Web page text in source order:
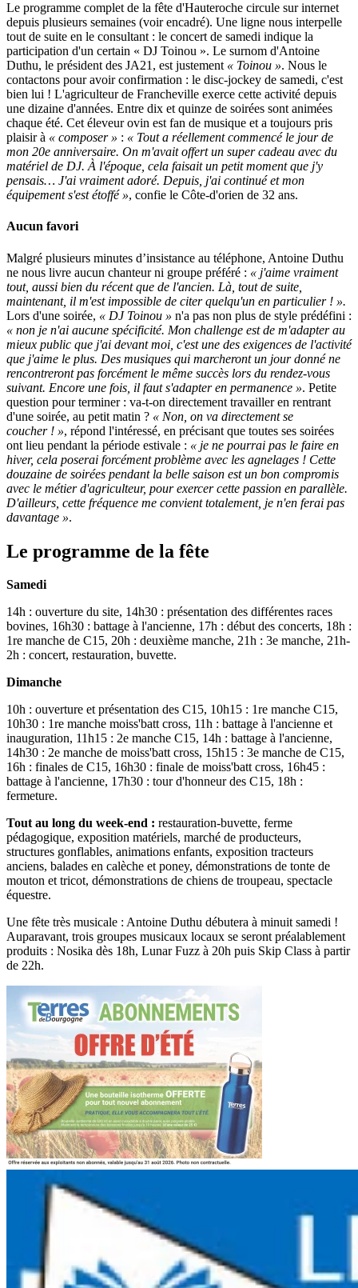
Le programme complet de la fête d'Hauteroche circule sur internet
depuis plusieurs semaines (voir encadré). Une ligne nous interpelle
tout de suite en le consultant : le concert de samedi indique la
participation d'un certain « DJ Toinou ». Le surnom d'Antoine
Duthu, le président des JA21, est justement « Toinou ». Nous le
contactons pour avoir confirmation : le disc-jockey de samedi, c'est
bien lui ! L'agriculteur de Francheville exerce cette activité depuis
une dizaine d'années. Entre dix et quinze de soirées sont animées
chaque été. Cet éleveur ovin est fan de musique et a toujours pris
plaisir à « composer » : « Tout a réellement commencé le jour de
mon 20e anniversaire. On m'avait offert un super cadeau avec du
matériel de DJ. À l'époque, cela faisait un petit moment que j'y
pensais… J'ai vraiment adoré. Depuis, j'ai continué et mon
équipement s'est étoffé », confie le Côte-d'orien de 32 ans.
Aucun favori
Malgré plusieurs minutes d’insistance au téléphone, Antoine Duthu
ne nous livre aucun chanteur ni groupe préféré : « j'aime vraiment
tout, aussi bien du récent que de l'ancien. Là, tout de suite,
maintenant, il m'est impossible de citer quelqu'un en particulier ! ».
Lors d'une soirée, « DJ Toinou » n'a pas non plus de style prédéfini :
« non je n'ai aucune spécificité. Mon challenge est de m'adapter au
mieux public que j'ai devant moi, c'est une des exigences de l'activité
que j'aime le plus. Des musiques qui marcheront un jour donné ne
rencontreront pas forcément le même succès lors du rendez-vous
suivant. Encore une fois, il faut s'adapter en permanence ». Petite
question pour terminer : va-t-on directement travailler en rentrant
d'une soirée, au petit matin ? « Non, on va directement se
coucher ! », répond l'intéressé, en précisant que toutes ses soirées
ont lieu pendant la période estivale : « je ne pourrai pas le faire en
hiver, cela poserai forcément problème avec les agnelages ! Cette
douzaine de soirées pendant la belle saison est un bon compromis
avec le métier d'agriculteur, pour exercer cette passion en parallèle.
D'ailleurs, cette fréquence me convient totalement, je n'en ferai pas
davantage ».
Le programme de la fête
Samedi
14h : ouverture du site, 14h30 : présentation des différentes races
bovines, 16h30 : battage à l'ancienne, 17h : début des concerts, 18h :
1re manche de C15, 20h : deuxième manche, 21h : 3e manche, 21h-
2h : concert, restauration, buvette.
Dimanche
10h : ouverture et présentation des C15, 10h15 : 1re manche C15,
10h30 : 1re manche moiss'batt cross, 11h : battage à l'ancienne et
inauguration, 11h15 : 2e manche C15, 14h : battage à l'ancienne,
14h30 : 2e manche de moiss'batt cross, 15h15 : 3e manche de C15,
16h : finales de C15, 16h30 : finale de moiss'batt cross, 16h45 :
battage à l'ancienne, 17h30 : tour d'honneur des C15, 18h :
fermeture.
Tout au long du week-end : restauration-buvette, ferme
pédagogique, exposition matériels, marché de producteurs,
structures gonflables, animations enfants, exposition tracteurs
anciens, balades en calèche et poney, démonstrations de tonte de
mouton et tricot, démonstrations de chiens de troupeau, spectacle
équestre.
Une fête très musicale : Antoine Duthu débutera à minuit samedi !
Auparavant, trois groupes musicaux locaux se seront préalablement
produits : Nosika dès 18h, Lunar Fuzz à 20h puis Skip Class à partir
de 22h.